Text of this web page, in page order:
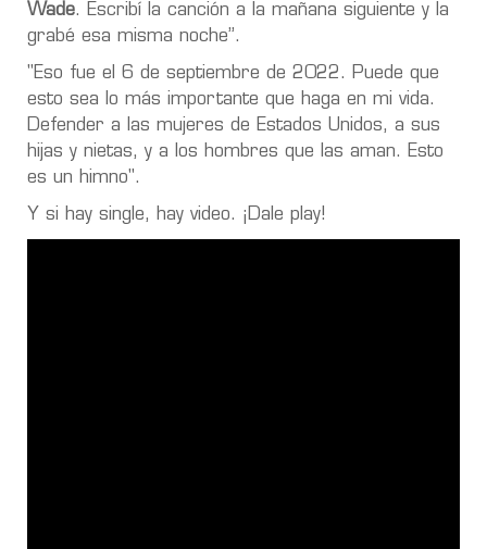
Wade. Escribí la canción a la mañana siguiente y la
grabé esa misma noche”.
"Eso fue el 6 de septiembre de 2022. Puede que
esto sea lo más importante que haga en mi vida.
Defender a las mujeres de Estados Unidos, a sus
hijas y nietas, y a los hombres que las aman. Esto
es un himno".
Y si hay single, hay video. ¡Dale play!